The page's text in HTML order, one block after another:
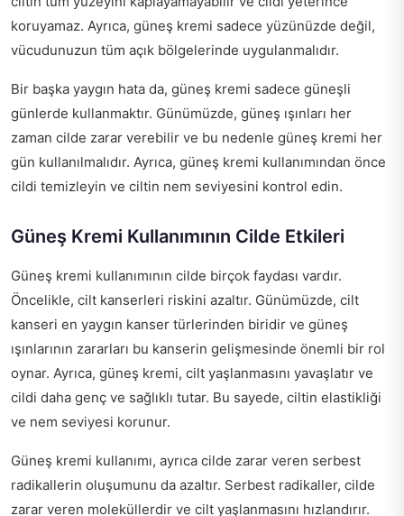
koruyamaz. Ayrıca, güneş kremi sadece yüzünüzde değil,
vücudunuzun tüm açık bölgelerinde uygulanmalıdır.
Bir başka yaygın hata da, güneş kremi sadece güneşli
günlerde kullanmaktır. Günümüzde, güneş ışınları her
zaman cilde zarar verebilir ve bu nedenle güneş kremi her
gün kullanılmalıdır. Ayrıca, güneş kremi kullanımından önce
cildi temizleyin ve ciltin nem seviyesini kontrol edin.
Güneş Kremi Kullanımının Cilde Etkileri
Güneş kremi kullanımının cilde birçok faydası vardır.
Öncelikle, cilt kanserleri riskini azaltır. Günümüzde, cilt
kanseri en yaygın kanser türlerinden biridir ve güneş
ışınlarının zararları bu kanserin gelişmesinde önemli bir rol
oynar. Ayrıca, güneş kremi, cilt yaşlanmasını yavaşlatır ve
cildi daha genç ve sağlıklı tutar. Bu sayede, ciltin elastikliği
ve nem seviyesi korunur.
Güneş kremi kullanımı, ayrıca cilde zarar veren serbest
radikallerin oluşumunu da azaltır. Serbest radikaller, cilde
zarar veren moleküllerdir ve cilt yaşlanmasını hızlandırır.